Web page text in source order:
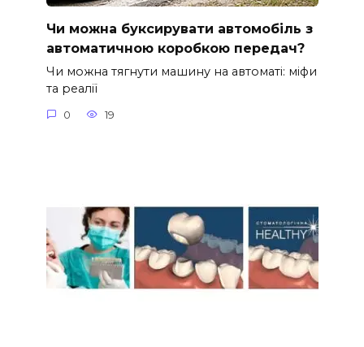
Чи можна буксирувати автомобіль з
автоматичною коробкою передач?
Чи можна тягнути машину на автоматі: міфи
та реалії
0 19